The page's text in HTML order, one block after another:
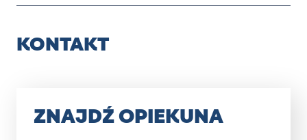
KONTAKT
ZNAJDŹ OPIEKUNA